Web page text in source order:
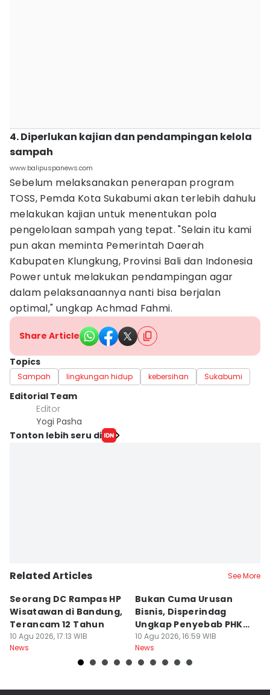
4. Diperlukan kajian dan pendampingan kelola
sampah
www.balipuspanews.com
Sebelum melaksanakan penerapan program
TOSS, Pemda Kota Sukabumi akan terlebih dahulu
melakukan kajian untuk menentukan pola
pengelolaan sampah yang tepat. "Selain itu kami
pun akan meminta Pemerintah Daerah
Kabupaten Klungkung, Provinsi Bali dan Indonesia
Power untuk melakukan pendampingan agar
dalam pelaksanaannya nanti bisa berjalan
optimal," ungkap Achmad Fahmi.
Share Article
Topics
Sampah lingkungan hidup kebersihan Sukabumi
Editorial Team
Editor
Yogi Pasha
Tonton lebih seru di
Related Articles See More
Seorang DC Rampas HP
Wisatawan di Bandung,
Terancam 12 Tahun
10 Agu 2026, 17:13 WIB
News
Bukan Cuma Urusan
Bisnis, Disperindag
Ungkap Penyebab PHK
Industri di Jabar
10 Agu 2026, 16:59 WIB
News